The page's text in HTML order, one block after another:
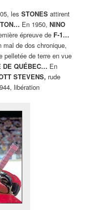
lesSTONES attirent
En 1950,NINO
épreuve de F-1…
mal de dos chronique,
pelletée de terre en vue
DE QUÉBEC… En
STEVENS, rude
libération